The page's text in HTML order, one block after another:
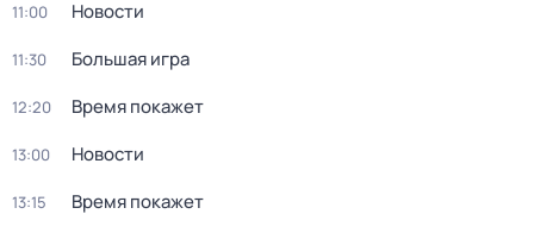
11:00 Новости
11:30 Большая игра
12:20 Время покажет
13:00 Новости
13:15 Время покажет